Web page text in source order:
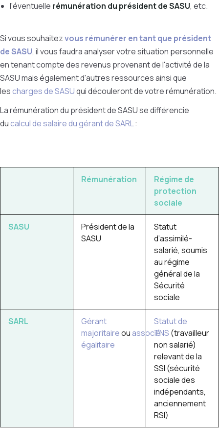
l'éventuelle rémunération du président de SASU, etc.
Si vous souhaitezvous rémunérer en tant que président
de SASU, il vous faudra analyser votre situation personnelle
en tenant compte des revenus provenant de l'activité de la
SASU mais également d'autres ressources ainsi que
lescharges de SASUqui découleront de votre rémunération.
La rémunération du président de SASU se différencie
ducalcul de salaire du gérant de SARL:
Rémunération
Régime de
protection
sociale
SASU
Président de la
SASU
Statut
d’assimilé-
salarié, soumis
au régime
général de la
Sécurité
sociale
SARL
Gérant
majoritaireouassocié
égalitaire
Statut de
TNS (travailleur
non salarié)
relevant de la
SSI (sécurité
sociale des
indépendants,
anciennement
RSI)